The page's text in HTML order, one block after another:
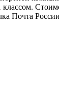
Почта